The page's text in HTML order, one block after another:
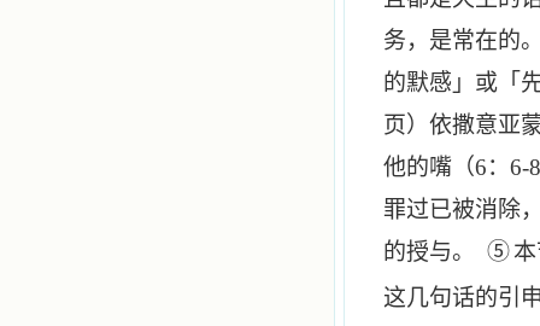
务，是常在的
的默感」或「
页）依撒意亚
他的嘴（6： 6-8
罪过已被消除
的授与。
⑤
这几句话的引